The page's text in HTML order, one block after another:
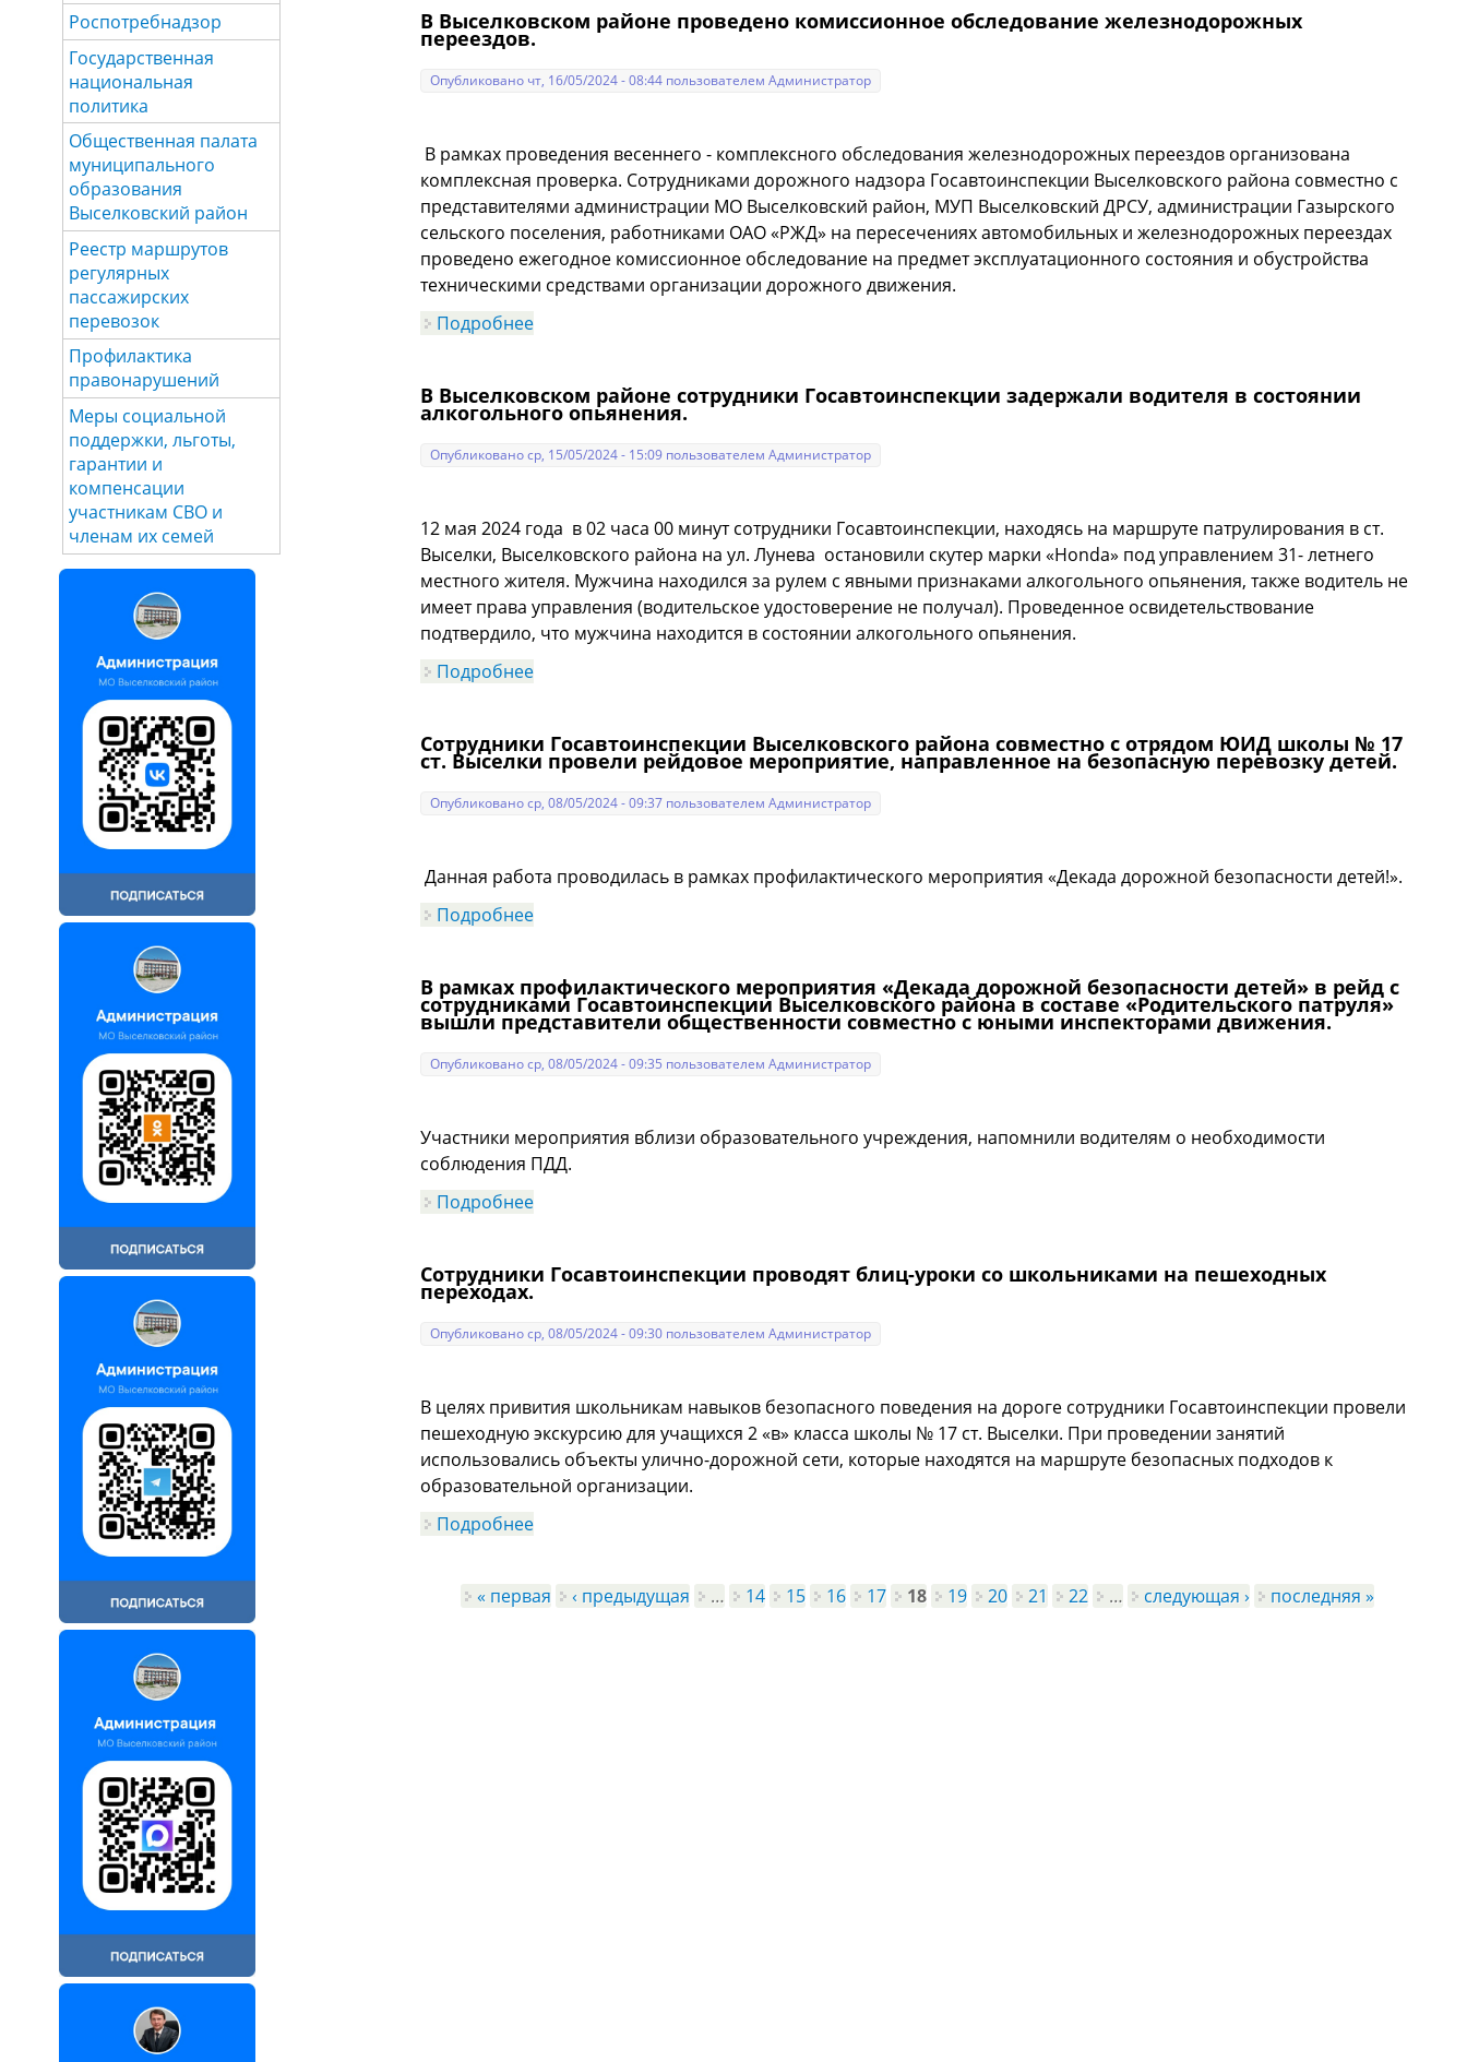
В Выселковском районе проведено комиссионное обследование железнодорожных
переездов.
Опубликовано чт, 16/05/2024 - 08:44 пользователемАдминистратор
В рамках проведения весеннего - комплексного обследования железнодорожных переездов организована
комплексная проверка. Сотрудниками дорожного надзора Госавтоинспекции Выселковского района совместно с
представителями администрации МО Выселковский район, МУП Выселковский ДРСУ, администрации Газырского
сельского поселения, работниками ОАО «РЖД» на пересечениях автомобильных и железнодорожных переездах
проведено ежегодное комиссионное обследование на предмет эксплуатационного состояния и обустройства
техническими средствами организации дорожного движения.
Подробнее
В Выселковском районе сотрудники Госавтоинспекции задержали водителя в состоянии
алкогольного опьянения.
Опубликовано ср, 15/05/2024 - 15:09 пользователемАдминистратор
12 мая 2024 года в 02 часа 00 минут сотрудники Госавтоинспекции, находясь на маршруте патрулирования в ст.
Выселки, Выселковского района на ул. Лунева остановили скутер марки «Honda» под управлением 31- летнего
местного жителя. Мужчина находился за рулем с явными признаками алкогольного опьянения, также водитель не
имеет права управления (водительское удостоверение не получал). Проведенное освидетельствование
подтвердило, что мужчина находится в состоянии алкогольного опьянения.
Подробнее
Сотрудники Госавтоинспекции Выселковского района совместно с отрядом ЮИД школы № 17
ст. Выселки провели рейдовое мероприятие, направленное на безопасную перевозку детей.
Опубликовано ср, 08/05/2024 - 09:37 пользователемАдминистратор
Данная работа проводилась в рамках профилактического мероприятия «Декада дорожной безопасности детей!».
Подробнее
В рамках профилактического мероприятия «Декада дорожной безопасности детей» в рейд с
сотрудниками Госавтоинспекции Выселковского района в составе «Родительского патруля»
вышли представители общественности совместно с юными инспекторами движения.
Опубликовано ср, 08/05/2024 - 09:35 пользователемАдминистратор
Участники мероприятия вблизи образовательного учреждения, напомнили водителям о необходимости
соблюдения ПДД.
Подробнее
Сотрудники Госавтоинспекции проводят блиц-уроки со школьниками на пешеходных
переходах.
Опубликовано ср, 08/05/2024 - 09:30 пользователемАдминистратор
В целях привития школьникам навыков безопасного поведения на дороге сотрудники Госавтоинспекции провели
пешеходную экскурсию для учащихся 2 «в» класса школы № 17 ст. Выселки. При проведении занятий
использовались объекты улично-дорожной сети, которые находятся на маршруте безопасных подходов к
образовательной организации.
Подробнее
Страницы« первая ‹ предыдущая … 14 15 16 17 18 19 20 21 22 … следующая › последняя »
Роспотребнадзор
Государственная
национальная
политика
Общественная палата
муниципального
образования
Выселковский район
Реестр маршрутов
регулярных
пассажирских
перевозок
Профилактика
правонарушений
Меры социальной
поддержки, льготы,
гарантии и
компенсации
участникам СВО и
членам их семей